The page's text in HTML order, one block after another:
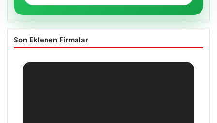
Son Eklenen Firmalar